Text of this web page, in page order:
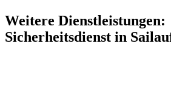
Weitere Dienstleistungen:
Sicherheitsdienst in